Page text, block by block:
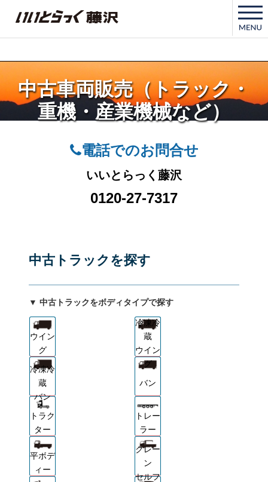
いいとらっく藤沢
中古車両販売（トラック・
重機・産業機械など）
電話でのお問合せ
いいとらっく藤沢
0120-27-7317
中古トラックを探す
▼ 中古トラックをボディタイプで探す
ウイン
グ
冷凍冷
蔵
ウイン
グ
冷凍冷
蔵
バン
バン
トラク
ター
トレー
ラー
平ボデ
ィー
クレー
ン
セルフ